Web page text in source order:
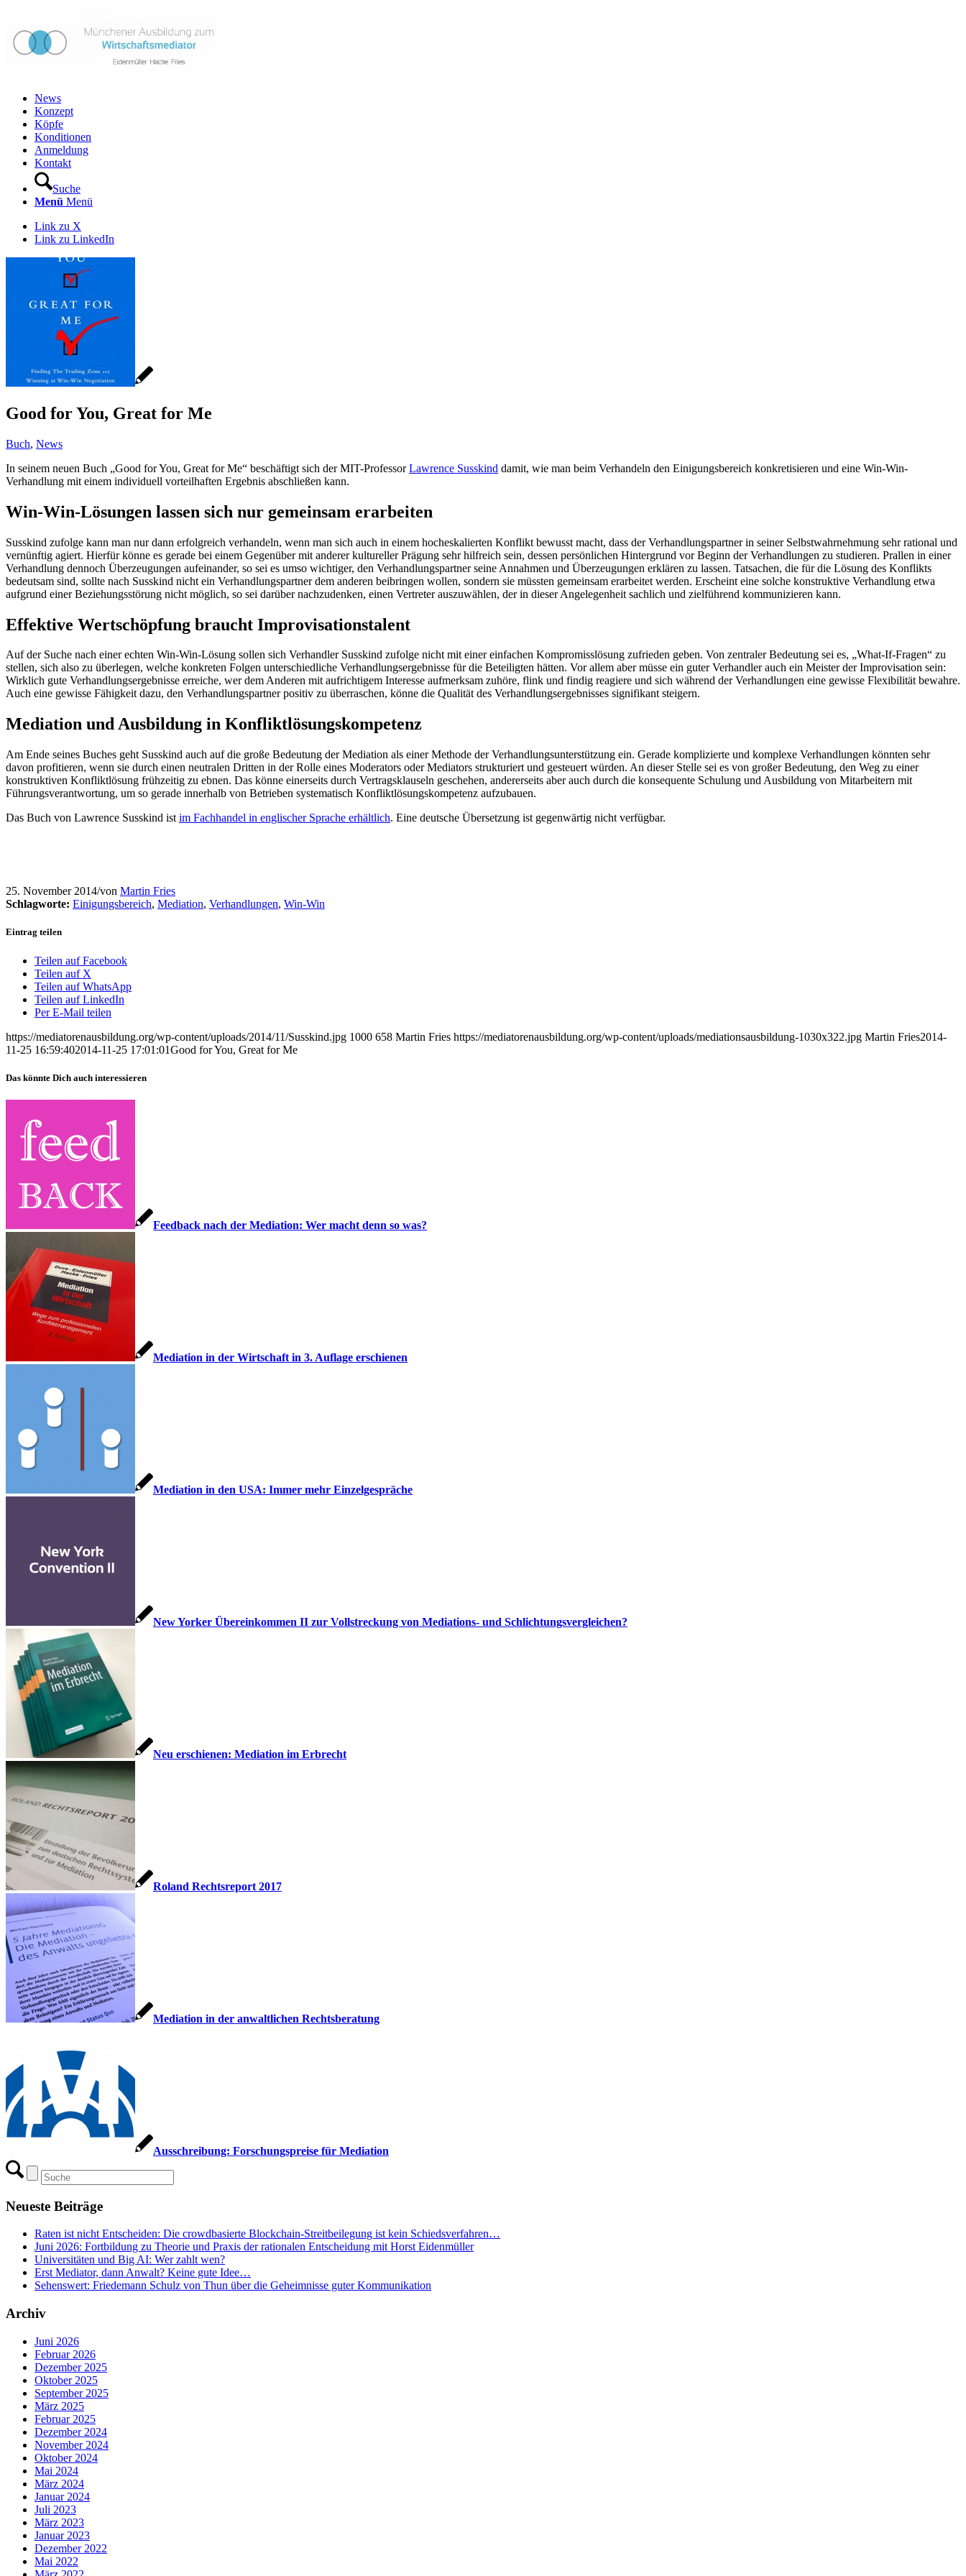
News
Konzept
Köpfe
Konditionen
Anmeldung
Kontakt
Suche
Menü Menü
Link zu X
Link zu LinkedIn
Good for You, Great for Me
Buch, News
In seinem neuen Buch „Good for You, Great for Me“ beschäftigt sich der MIT-ProfessorLawrence Susskind damit, wie man beim Verhandeln den Einigungsbereich konkretisieren und eine Win-Win-
Verhandlung mit einem individuell vorteilhaften Ergebnis abschließen kann.
Win-Win-Lösungen lassen sich nur gemeinsam erarbeiten
Susskind zufolge kann man nur dann erfolgreich verhandeln, wenn man sich auch in einem hocheskalierten Konflikt bewusst macht, dass der Verhandlungspartner in seiner Selbstwahrnehmung sehr rational und
vernünftig agiert. Hierfür könne es gerade bei einem Gegenüber mit anderer kultureller Prägung sehr hilfreich sein, dessen persönlichen Hintergrund vor Beginn der Verhandlungen zu studieren. Prallen in einer
Verhandlung dennoch Überzeugungen aufeinander, so sei es umso wichtiger, den Verhandlungspartner seine Annahmen und Überzeugungen erklären zu lassen. Tatsachen, die für die Lösung des Konflikts
bedeutsam sind, sollte nach Susskind nicht ein Verhandlungspartner dem anderen beibringen wollen, sondern sie müssten gemeinsam erarbeitet werden. Erscheint eine solche konstruktive Verhandlung etwa
aufgrund einer Beziehungsstörung nicht möglich, so sei darüber nachzudenken, einen Vertreter auszuwählen, der in dieser Angelegenheit sachlich und zielführend kommunizieren kann.
Effektive Wertschöpfung braucht Improvisationstalent
Auf der Suche nach einer echten Win-Win-Lösung sollen sich Verhandler Susskind zufolge nicht mit einer einfachen Kompromisslösung zufrieden geben. Von zentraler Bedeutung sei es, „What-If-Fragen“ zu
stellen, sich also zu überlegen, welche konkreten Folgen unterschiedliche Verhandlungsergebnisse für die Beteiligten hätten. Vor allem aber müsse ein guter Verhandler auch ein Meister der Improvisation sein:
Wirklich gute Verhandlungsergebnisse erreiche, wer dem Anderen mit aufrichtigem Interesse aufmerksam zuhöre, flink und findig reagiere und sich während der Verhandlungen eine gewisse Flexibilität bewahre.
Auch eine gewisse Fähigkeit dazu, den Verhandlungspartner positiv zu überraschen, könne die Qualität des Verhandlungsergebnisses signifikant steigern.
Mediation und Ausbildung in Konfliktlösungskompetenz
Am Ende seines Buches geht Susskind auch auf die große Bedeutung der Mediation als einer Methode der Verhandlungsunterstützung ein. Gerade komplizierte und komplexe Verhandlungen könnten sehr
davon profitieren, wenn sie durch einen neutralen Dritten in der Rolle eines Moderators oder Mediators strukturiert und gesteuert würden. An dieser Stelle sei es von großer Bedeutung, den Weg zu einer
konstruktiven Konfliktlösung frühzeitig zu ebnen. Das könne einerseits durch Vertragsklauseln geschehen, andererseits aber auch durch die konsequente Schulung und Ausbildung von Mitarbeitern mit
Führungsverantwortung, um so gerade innerhalb von Betrieben systematisch Konfliktlösungskompetenz aufzubauen.
Das Buch von Lawrence Susskind ist im Fachhandel in englischer Sprache erhältlich. Eine deutsche Übersetzung ist gegenwärtig nicht verfügbar.
25. November 2014/von Martin Fries
Schlagworte: Einigungsbereich, Mediation, Verhandlungen, Win-Win
Eintrag teilen
Teilen auf Facebook
Teilen auf X
Teilen auf WhatsApp
Teilen auf LinkedIn
Per E-Mail teilen
https://mediatorenausbildung.org/wp-content/uploads/2014/11/Susskind.jpg 1000 658 Martin Fries https://mediatorenausbildung.org/wp-content/uploads/mediationsausbildung-1030x322.jpg Martin Fries2014-
11-25 16:59:402014-11-25 17:01:01Good for You, Great for Me
Das könnte Dich auch interessieren
Feedback nach der Mediation: Wer macht denn so was?
Mediation in der Wirtschaft in 3. Auflage erschienen
Mediation in den USA: Immer mehr Einzelgespräche
New Yorker Übereinkommen II zur Vollstreckung von Mediations- und Schlichtungsvergleichen?
Neu erschienen: Mediation im Erbrecht
Roland Rechtsreport 2017
Mediation in der anwaltlichen Rechtsberatung
Ausschreibung: Forschungspreise für Mediation
Neueste Beiträge
Raten ist nicht Entscheiden: Die crowdbasierte Blockchain-Streitbeilegung ist kein Schiedsverfahren…
Juni 2026: Fortbildung zu Theorie und Praxis der rationalen Entscheidung mit Horst Eidenmüller
Universitäten und Big AI: Wer zahlt wen?
Erst Mediator, dann Anwalt? Keine gute Idee…
Sehenswert: Friedemann Schulz von Thun über die Geheimnisse guter Kommunikation
Archiv
Juni 2026
Februar 2026
Dezember 2025
Oktober 2025
September 2025
März 2025
Februar 2025
Dezember 2024
November 2024
Oktober 2024
Mai 2024
März 2024
Januar 2024
Juli 2023
März 2023
Januar 2023
Dezember 2022
Mai 2022